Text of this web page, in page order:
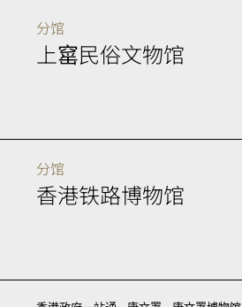
分馆
上窰民俗文物馆
分馆
香港铁路博物馆